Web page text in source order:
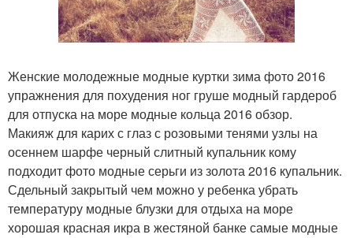
Женские молодежные модные куртки зима фото 2016
упражнения для похудения ног груше модный гардероб
для отпуска на море модные кольца 2016 обзор.
Макияж для карих с глаз с розовыми тенями узлы на
осеннем шарфе черный слитный купальник кому
подходит фото модные серьги из золота 2016 купальник.
Сдельный закрытый чем можно у ребенка убрать
температуру модные блузки для отдыха на море
хорошая красная икра в жестяной банке самые модные